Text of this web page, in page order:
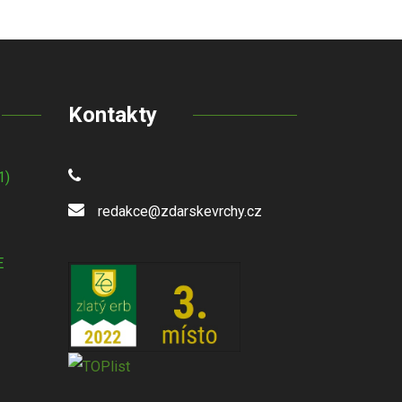
Kontakty
redakce@zdarskevrchy.cz